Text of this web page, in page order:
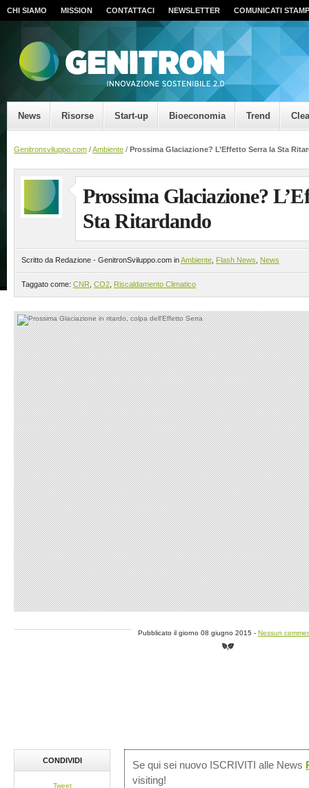
CHI SIAMO MISSION CONTATTACI NEWSLETTER COMUNICATI
News Risorse Start-up Bioeconomia Trend
Genitronsviluppo.com /Ambiente / Prossima Glaciazione? L’Effetto Serra la Sta
Prossima Glaciazione?
Sta Ritardando
Scritto da Redazione - GenitronSviluppo.com inAmbiente Flash News News
Taggato come: CNR CO2 Riscaldamento Climatico
Pubblicato il giorno 08 giugno 2015 - Nessun
Se qui sei nuovo ISCRIVITI alle News
visiting!
CONDIVIDI
Tweet